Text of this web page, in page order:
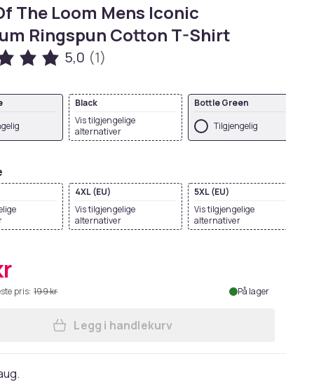
The Loom Mens Iconic
Ringspun Cotton T-Shirt
5,0 (1)
Black
Vis tilgjengelige
alternativer
Bottle Green
Tilgjengelig
4XL (EU)
Vis tilgjengelige
alternativer
5XL (EU)
Vis tilgjengelige
alternativer
pris: 199 kr På lager
Legg Fruit Of The Loom Mens
Legg i handlekurv